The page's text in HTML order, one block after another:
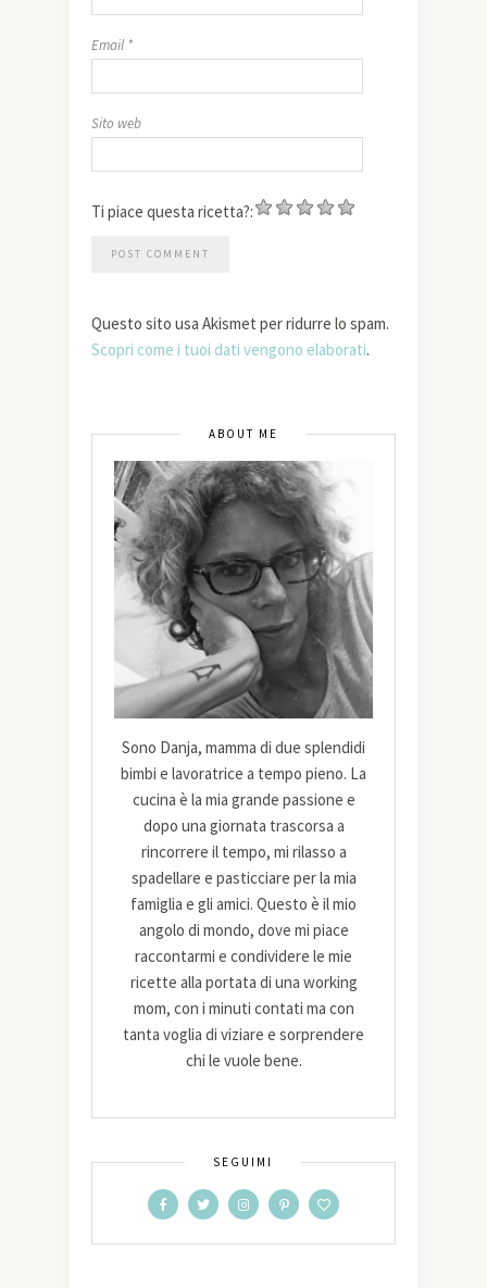
Email *
Sito web
Ti piace questa ricetta?:
Questo sito usa Akismet per ridurre lo spam.
Scopri come i tuoi dati vengono elaborati.
ABOUT ME
Sono Danja, mamma di due splendidi
bimbi e lavoratrice a tempo pieno. La
cucina è la mia grande passione e
dopo una giornata trascorsa a
rincorrere il tempo, mi rilasso a
spadellare e pasticciare per la mia
famiglia e gli amici. Questo è il mio
angolo di mondo, dove mi piace
raccontarmi e condividere le mie
ricette alla portata di una working
mom, con i minuti contati ma con
tanta voglia di viziare e sorprendere
chi le vuole bene.
SEGUIMI